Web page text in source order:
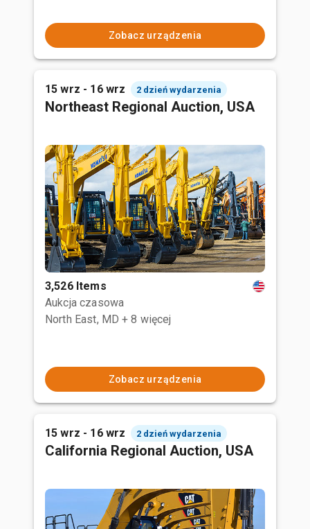
Zobacz urządzenia
15 wrz - 16 wrz 2 dzień wydarzenia
Northeast Regional Auction, USA
3,526 Items
Aukcja czasowa
North East, MD + 8 więcej
Zobacz urządzenia
15 wrz - 16 wrz 2 dzień wydarzenia
California Regional Auction, USA